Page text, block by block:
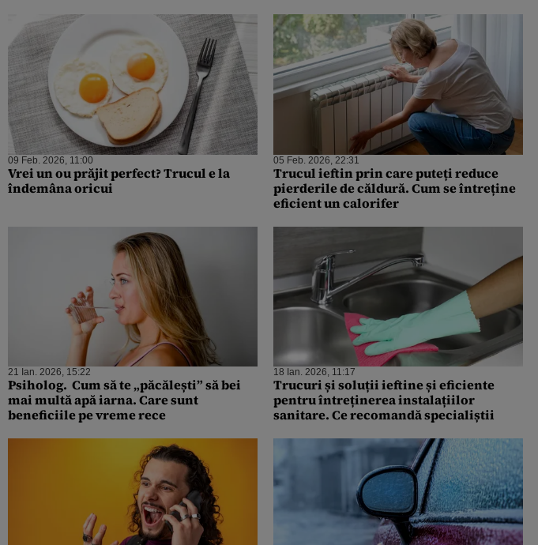
09 Feb. 2026, 11:00
Vrei un ou prăjit perfect? Trucul e la
îndemâna oricui
05 Feb. 2026, 22:31
Trucul ieftin prin care puteți reduce
pierderile de căldură. Cum se întreține
eficient un calorifer
21 Ian. 2026, 15:22
Psiholog. Cum să te „păcălești” să bei
mai multă apă iarna. Care sunt
beneficiile pe vreme rece
18 Ian. 2026, 11:17
Trucuri și soluții ieftine și eficiente
pentru întreținerea instalațiilor
sanitare. Ce recomandă specialiștii